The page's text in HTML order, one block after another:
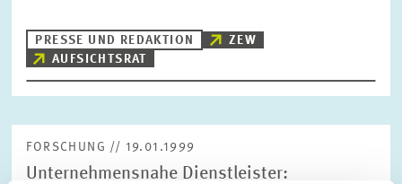
PRESSE UND REDAKTION
ZEW
AUFSICHTSRAT
FORSCHUNG // 19.01.1999
Unternehmensnahe Dienstleister: